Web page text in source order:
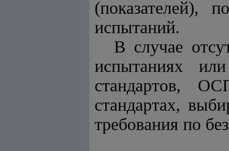
(показателей),
испытаний.
В случае
испытаниях
стандартов,
стандартах,
требования по